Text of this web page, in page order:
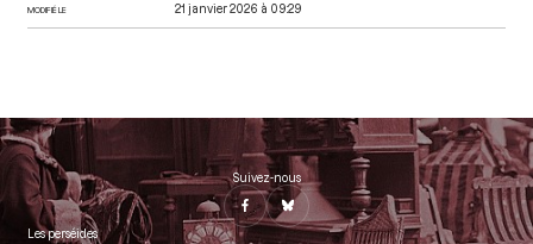
MODIFIÉ LE 21 janvier 2026 à 09:29
Suivez-nous
Les perséides